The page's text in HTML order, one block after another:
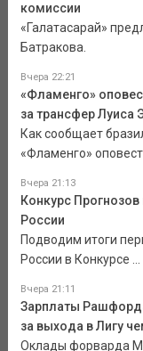
комиссии
«Галатасарай»
Батракова.
Вчера 22:21
«Фламенго»
за трансфер Луиса
Как сообщает
«Фламенго»
Вчера 21:13
Конкурс
России
Подводим итоги
России в Конкурсе ...
Вчера 21:11
Зарплаты
за выхода в Лигу
Оклады форварда